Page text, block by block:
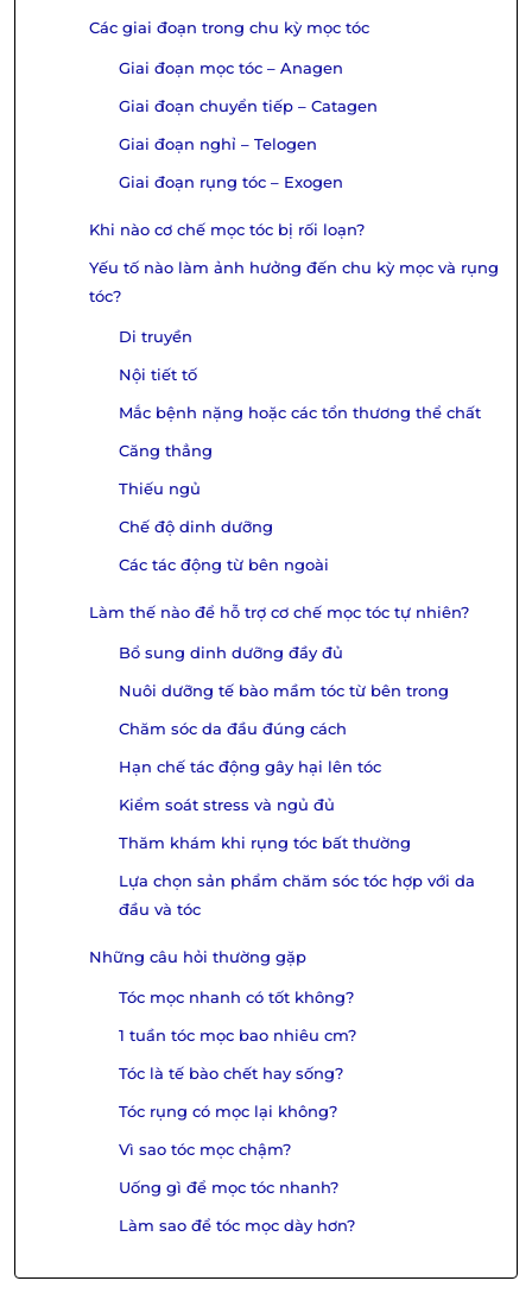
Các giai đoạn trong chu kỳ mọc tóc
Giai đoạn mọc tóc – Anagen
Giai đoạn chuyển tiếp – Catagen
Giai đoạn nghỉ – Telogen
Giai đoạn rụng tóc – Exogen
Khi nào cơ chế mọc tóc bị rối loạn?
Yếu tố nào làm ảnh hưởng đến chu kỳ mọc và rụng
tóc?
Di truyền
Nội tiết tố
Mắc bệnh nặng hoặc các tổn thương thể chất
Căng thẳng
Thiếu ngủ
Chế độ dinh dưỡng
Các tác động từ bên ngoài
Làm thế nào để hỗ trợ cơ chế mọc tóc tự nhiên?
Bổ sung dinh dưỡng đầy đủ
Nuôi dưỡng tế bào mầm tóc từ bên trong
Chăm sóc da đầu đúng cách
Hạn chế tác động gây hại lên tóc
Kiểm soát stress và ngủ đủ
Thăm khám khi rụng tóc bất thường
Lựa chọn sản phẩm chăm sóc tóc hợp với da
đầu và tóc
Những câu hỏi thường gặp
Tóc mọc nhanh có tốt không?
1 tuần tóc mọc bao nhiêu cm?
Tóc là tế bào chết hay sống?
Tóc rụng có mọc lại không?
Vì sao tóc mọc chậm?
Uống gì để mọc tóc nhanh?
Làm sao để tóc mọc dày hơn?